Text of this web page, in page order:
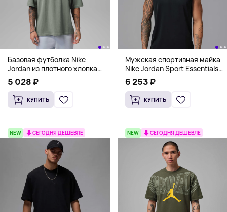
Базовая футболка Nike
Jordan из плотного хлопка
(свободная посадка),
фисташковый
5 028 ₽
КУПИТЬ
Мужская спортивная майка
Nike Jordan Sport Essentials
Dri-FIT, черный
6 253 ₽
КУПИТЬ
NEW СЕГОДНЯ ДЕШЕВЛЕ NEW СЕГОДНЯ ДЕШЕВЛЕ